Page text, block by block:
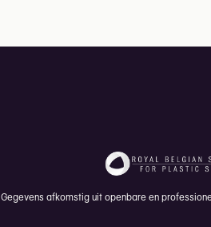
Gegevens afkomstig uit openbare en